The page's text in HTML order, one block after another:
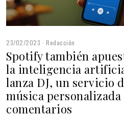
23/02/2023 Redacción
Spotify también
la inteligencia
lanza DJ, un servicio
música personalizada
comentarios